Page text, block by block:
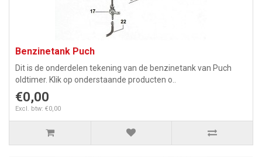
Benzinetank Puch
Dit is de onderdelen tekening van de benzinetank van Puch
oldtimer. Klik op onderstaande producten o..
€0,00
Excl. btw: €0,00